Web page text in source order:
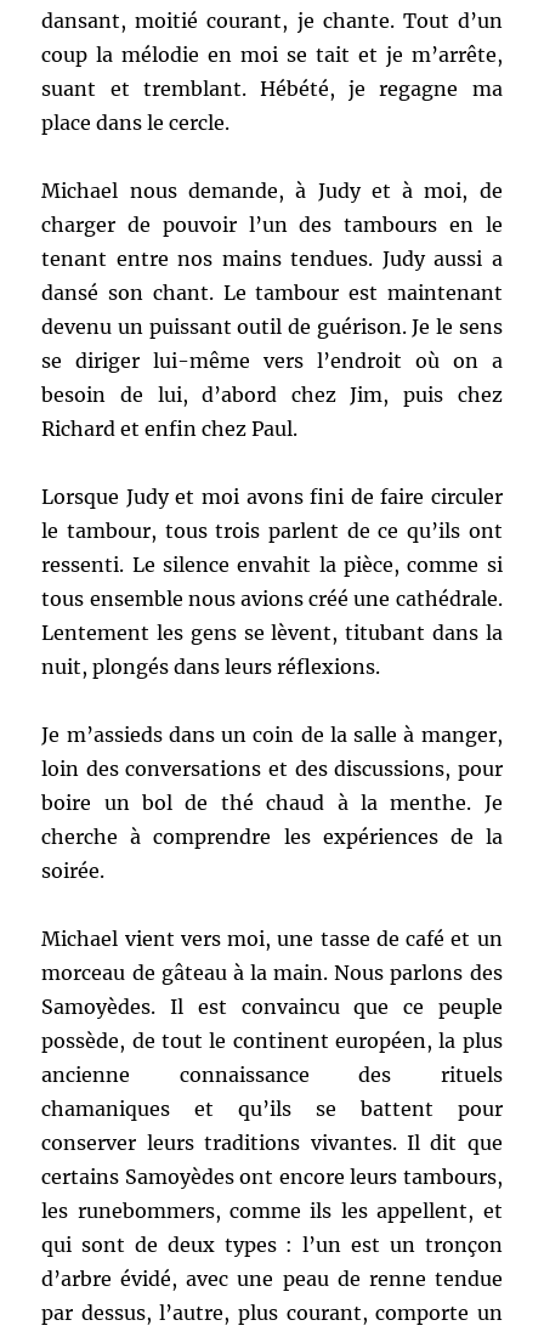
dansant, moitié courant, je chante. Tout d’un
coup la mélodie en moi se tait et je m’arrête,
suant et tremblant. Hébété, je regagne ma
place dans le cercle.
Michael nous demande, à Judy et à moi, de
charger de pouvoir l’un des tambours en le
tenant entre nos mains tendues. Judy aussi a
dansé son chant. Le tambour est maintenant
devenu un puissant outil de guérison. Je le sens
se diriger lui-même vers l’endroit où on a
besoin de lui, d’abord chez Jim, puis chez
Richard et enfin chez Paul.
Lorsque Judy et moi avons fini de faire circuler
le tambour, tous trois parlent de ce qu’ils ont
ressenti. Le silence envahit la pièce, comme si
tous ensemble nous avions créé une cathédrale.
Lentement les gens se lèvent, titubant dans la
nuit, plongés dans leurs réflexions.
Je m’assieds dans un coin de la salle à manger,
loin des conversations et des discussions, pour
boire un bol de thé chaud à la menthe. Je
cherche à comprendre les expériences de la
soirée.
Michael vient vers moi, une tasse de café et un
morceau de gâteau à la main. Nous parlons des
Samoyèdes. Il est convaincu que ce peuple
possède, de tout le continent européen, la plus
ancienne connaissance des rituels
chamaniques et qu’ils se battent pour
conserver leurs traditions vivantes. Il dit que
certains Samoyèdes ont encore leurs tambours,
les runebommers, comme ils les appellent, et
qui sont de deux types : l’un est un tronçon
d’arbre évidé, avec une peau de renne tendue
par dessus, l’autre, plus courant, comporte un